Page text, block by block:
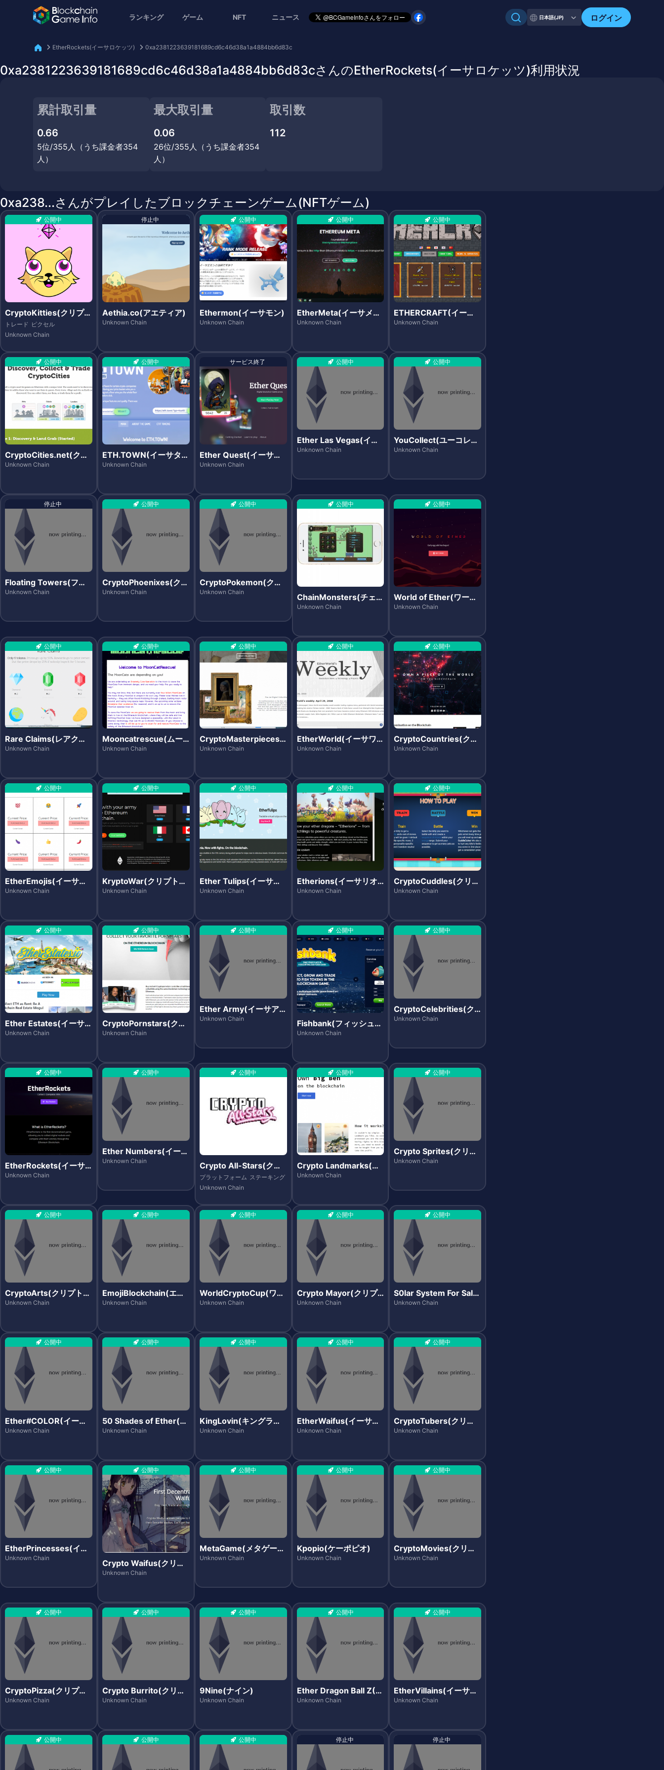
ランキング ゲーム NFT ニュース 日本語(JP) ログイン
自分のアセットを確認
EtherRockets(イーサロケッツ) 0xa2381223639181689cd6c46d38a1a4884bb6d83c
0xa2381223639181689cd6c46d38a1a4884bb6d83cさんのEtherRockets(イーサロケッツ)利用状況
累計取引量
0.66
5位/355人（うち課金者354
人）
最大取引量
0.06
26位/355人（うち課金者354
人）
取引数
112
0xa238...さんがプレイしたブロックチェーンゲーム(NFTゲーム)
公開中
CryptoKitties(クリプト
キティーズ)
トレード ピクセル
Unknown Chain
停止中
Aethia.co(アエティア)
Unknown Chain
公開中
Ethermon(イーサモン)
Unknown Chain
公開中
EtherMeta(イーサメ
タ)
Unknown Chain
公開中
ETHERCRAFT(イーサ
クラフト)
Unknown Chain
公開中
CryptoCities.net(クリ
プトシティーズ)
Unknown Chain
公開中
ETH.TOWN(イーサタウ
ン)
Unknown Chain
サービス終了
Ether Quest(イーサク
エスト)
Unknown Chain
公開中
Ether Las Vegas(イー
サラスベガス)
Unknown Chain
公開中
YouCollect(ユーコレク
ト)
Unknown Chain
停止中
Floating Towers(フロ
ーティングタワーズ)
Unknown Chain
公開中
CryptoPhoenixes(クリ
プトフェニックス)
Unknown Chain
公開中
CryptoPokemon(クリ
プトポケモン)
Unknown Chain
公開中
ChainMonsters(チェー
ンモンスターズ)
Unknown Chain
公開中
World of Ether(ワール
ド・オブ・イーサ)
Unknown Chain
公開中
Rare Claims(レアクレ
ームズ)
Unknown Chain
公開中
Mooncatrescue(ムー
ンキャットレスキュー)
Unknown Chain
公開中
CryptoMasterpieces
(クリプトマスターピー
Unknown Chain
公開中
EtherWorld(イーサワ
ールド)
Unknown Chain
公開中
CryptoCountries(クリ
プトカントリーズ)
Unknown Chain
公開中
EtherEmojis(イーサエ
モジズ)
Unknown Chain
公開中
KryptoWar(クリプトウ
ォー)
Unknown Chain
公開中
Ether Tulips(イーサチ
ューリップス)
Unknown Chain
公開中
Etherions(イーサリオ
ンズ)
Unknown Chain
公開中
CryptoCuddles(クリプ
トカドルズ)
Unknown Chain
公開中
Ether Estates(イーサ
エステーツ)
Unknown Chain
公開中
CryptoPornstars(クリ
プトポーンスターズ)
Unknown Chain
公開中
Ether Army(イーサア
ーミー)
Unknown Chain
公開中
Fishbank(フィッシュバ
ンク)
Unknown Chain
公開中
CryptoCelebrities(ク
リプトセレブリティー
Unknown Chain
公開中
EtherRockets(イーサ
ロケッツ)
Unknown Chain
公開中
Ether Numbers(イーサ
ナンバーズ)
Unknown Chain
公開中
Crypto All-Stars(クリ
プトオールスターズ)
プラットフォーム ステーキング
Unknown Chain
公開中
Crypto Landmarks(ク
リプトランドマークス)
Unknown Chain
公開中
Crypto Sprites(クリプ
トスプライツ)
Unknown Chain
公開中
CryptoArts(クリプトア
ーツ)
Unknown Chain
公開中
EmojiBlockchain(エモ
ジブロックチェーン)
Unknown Chain
公開中
WorldCryptoCup(ワー
ルドクリプトカップ)
Unknown Chain
公開中
Crypto Mayor(クリプ
トメイヤー)
Unknown Chain
公開中
S0lar System For Sale
(ソーラーシステムズフ
Unknown Chain
公開中
Ether#COLOR(イーサ
カラー)
Unknown Chain
公開中
50 Shades of Ether(フ
ィフティシェイズ・オ
Unknown Chain
公開中
KingLovin(キングラビ
ン)
Unknown Chain
公開中
EtherWaifus(イーサワ
イフス)
Unknown Chain
公開中
CryptoTubers(クリプ
トチューバース)
Unknown Chain
公開中
EtherPrincesses(イー
サプリンセス)
Unknown Chain
公開中
Crypto Waifus(クリプ
トワイフス)
Unknown Chain
公開中
MetaGame(メタゲー
ム)
Unknown Chain
公開中
Kpopio(ケーポピオ)
Unknown Chain
公開中
CryptoMovies(クリプ
トムービーズ)
Unknown Chain
公開中
CryptoPizza(クリプト
ピッツァ)
Unknown Chain
公開中
Crypto Burrito(クリプ
トブリート)
Unknown Chain
公開中
9Nine(ナイン)
Unknown Chain
公開中
Ether Dragon Ball Z(イ
ーサドラゴンボールゼッ
Unknown Chain
公開中
EtherVillains(イーサビ
リアンズ)
Unknown Chain
公開中 公開中 公開中 停止中 停止中